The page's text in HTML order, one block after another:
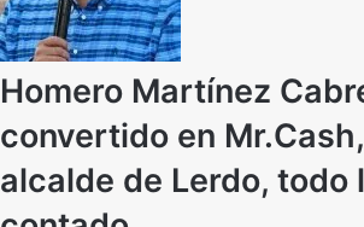
Homero Martínez
convertido en
alcalde de Lerdo, todo